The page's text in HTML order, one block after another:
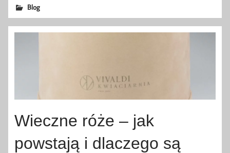
Blog
Wieczne róże – jak
powstają i dlaczego są